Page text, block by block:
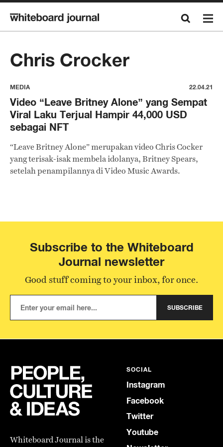
Chris Crocker
MEDIA 22.04.21
Video “Leave Britney Alone” yang Sempat
Viral Laku Terjual Hampir 44,000 USD
sebagai NFT
“Leave Britney Alone” merupakan video Chris Cocker
yang terisak-isak membela idolanya, Britney Spears,
setelah penampilannya di Video Music Awards.
Subscribe to the Whiteboard
Journal newsletter
Good stuff coming to your inbox, for once.
SUBSCRIBE
Whiteboard Journal is the
SOCIAL
Instagram
Facebook
Twitter
Youtube